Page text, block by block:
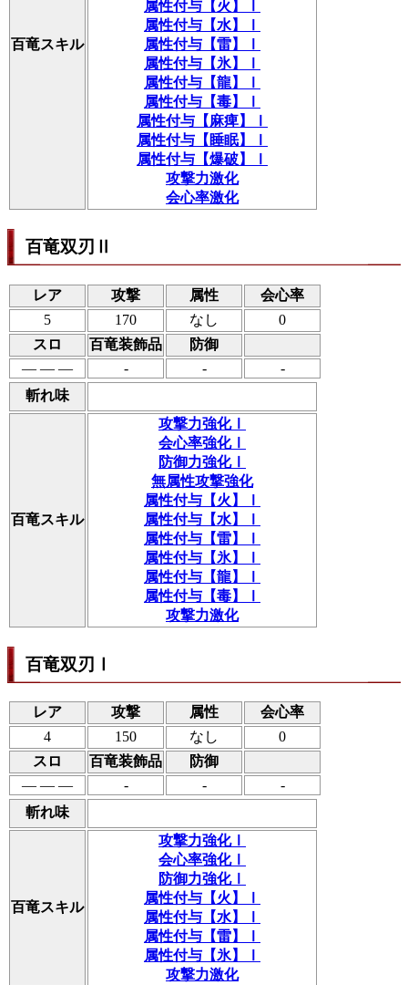
百竜スキル
属性付与【火】Ⅰ
属性付与【水】Ⅰ
属性付与【雷】Ⅰ
属性付与【氷】Ⅰ
属性付与【龍】Ⅰ
属性付与【毒】Ⅰ
属性付与【麻痺】Ⅰ
属性付与【睡眠】Ⅰ
属性付与【爆破】Ⅰ
攻撃力激化
会心率激化
百竜双刃Ⅱ
レア 攻撃 属性
会心率
5
170 なし
0
スロ
百竜装飾品
防御
― ― ―
- -
-
斬れ味
百竜スキル
攻撃力強化Ⅰ
会心率強化Ⅰ
防御力強化Ⅰ
無属性攻撃強化
属性付与【火】Ⅰ
属性付与【水】Ⅰ
属性付与【雷】Ⅰ
属性付与【氷】Ⅰ
属性付与【龍】Ⅰ
属性付与【毒】Ⅰ
攻撃力激化
百竜双刃Ⅰ
レア 攻撃 属性
会心率
4
150 なし
0
スロ
百竜装飾品
防御
― ― ―
- -
-
斬れ味
百竜スキル
攻撃力強化Ⅰ
会心率強化Ⅰ
防御力強化Ⅰ
属性付与【火】Ⅰ
属性付与【水】Ⅰ
属性付与【雷】Ⅰ
属性付与【氷】Ⅰ
攻撃力激化